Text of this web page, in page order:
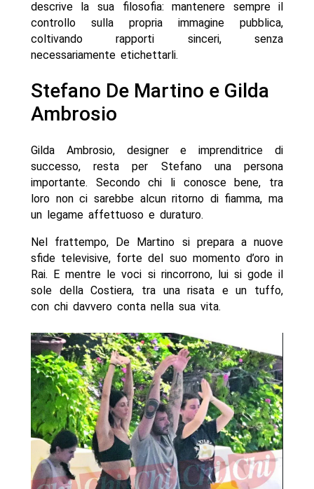
descrive la sua filosofia: mantenere sempre il
controllo sulla propria immagine pubblica,
coltivando rapporti sinceri, senza
necessariamente etichettarli.
Stefano De Martino e Gilda
Ambrosio
Gilda Ambrosio, designer e imprenditrice di
successo, resta per Stefano una persona
importante. Secondo chi li conosce bene, tra
loro non ci sarebbe alcun ritorno di fiamma, ma
un legame affettuoso e duraturo.
Nel frattempo, De Martino si prepara a nuove
sfide televisive, forte del suo momento d’oro in
Rai. E mentre le voci si rincorrono, lui si gode il
sole della Costiera, tra una risata e un tuffo,
con chi davvero conta nella sua vita.